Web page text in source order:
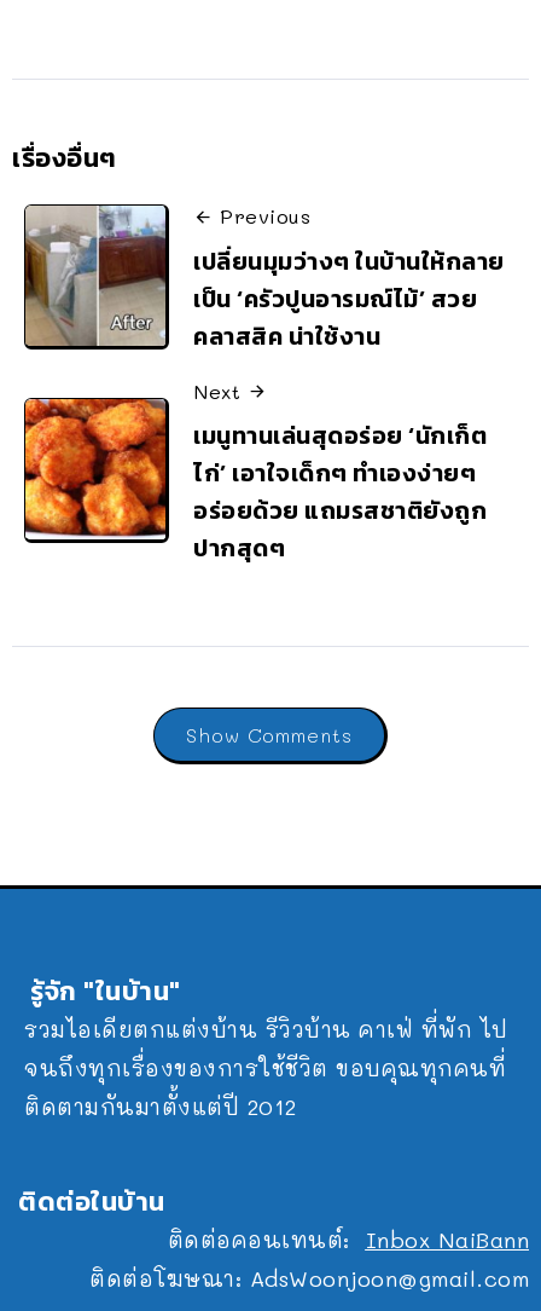
เรื่องอื่นๆ
Previous
เปลี่ยนมุมว่างๆ ในบ้านให้กลาย
เป็น ‘ครัวปูนอารมณ์ไม้’ สวย
คลาสสิค น่าใช้งาน
Next
เมนูทานเล่นสุดอร่อย ‘นักเก็ต
ไก่’ เอาใจเด็กๆ ทำเองง่ายๆ
อร่อยด้วย แถมรสชาติยังถูก
ปากสุดๆ
Show Comments
รู้จัก "ในบ้าน"
รวมไอเดียตกแต่งบ้าน รีวิวบ้าน คาเฟ่ ที่พัก ไป
จนถึงทุกเรื่องของการใช้ชีวิต ขอบคุณทุกคนที่
ติดตามกันมาตั้งแต่ปี 2012
ติดต่อในบ้าน
ติดต่อคอนเทนต์: Inbox NaiBann
ติดต่อโฆษณา: AdsWoonjoon@gmail.com